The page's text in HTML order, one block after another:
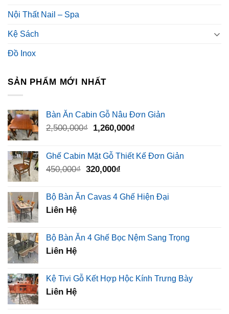
Nội Thất Nail – Spa
Kệ Sách
Đồ Inox
SẢN PHẨM MỚI NHẤT
Bàn Ăn Cabin Gỗ Nâu Đơn Giản
2,500,000₫ Giá
2,500,000₫.
1,260,000₫
là:
Ghế Cabin Mặt Gỗ Thiết Kế Đơn Giản
450,000₫ Giá
là:
450,000₫.
320,000₫
tại
là:
Bộ Bàn Ăn Cavas 4 Ghế Hiện Đại
Liên Hệ
Bộ Bàn Ăn 4 Ghế Bọc Nệm Sang Trọng
Liên Hệ
Kệ Tivi Gỗ Kết Hợp Hộc Kính Trưng Bày
Liên Hệ